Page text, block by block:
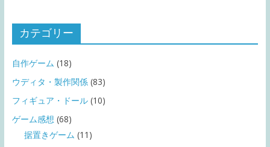
カテゴリー
自作ゲーム (18)
ウディタ・製作関係(83)
フィギュア・ドール(10)
ゲーム感想 (68)
据置きゲーム (11)